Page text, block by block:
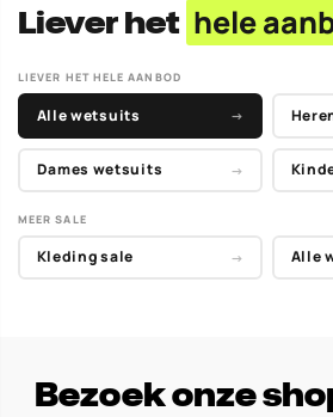
Liever het hele
LIEVER HET HELE AANBOD
Alle wetsuits →
Dames wetsuits →
MEER SALE
Kleding sale → Alle
Bezoek onze